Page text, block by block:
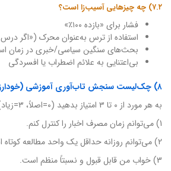
۷.۲) چه چیزهایی آسیب‌زا است؟
فشار برای «بازده ۱۰۰٪»
استفاده از ترس به‌عنوان محرک («اگر
بحث‌های سنگین سیاسی/خبری در زمان
بی‌اعتنایی به علائم اضطراب یا افسردگی
۸) چک‌لیست سنجش تاب‌آوری آموزشی (خودارزیابی)
به هر مورد از ۰ تا ۳ امتیاز بدهید (۰=اصلاً، ۳=زیاد).
1) می‌توانم زمان مصرف اخبار را کنترل کنم.
2) می‌توانم روزانه حداقل یک واحد مطالعه کوتاه انجام دهم.
3) خواب من قابل قبول و نسبتاً منظم است.